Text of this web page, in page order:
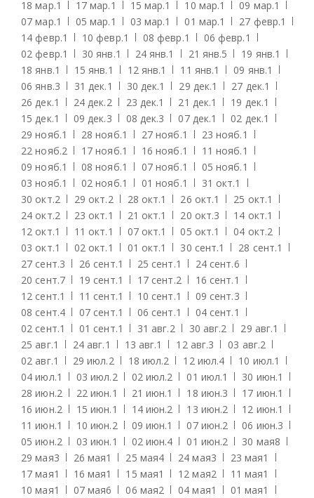
18 мар.1 17 мар.1 15 мар.1 10 мар.1 09 мар.1
07 мар.1 05 мар.1 03 мар.1 01 мар.1 27 февр.1
14 февр.1 10 февр.1 08 февр.1 06 февр.1
02 февр.1 30 янв.1 24 янв.1 21 янв.5 19 янв.1
18 янв.1 15 янв.1 12 янв.1 11 янв.1 09 янв.1
06 янв.3 31 дек.1 30 дек.1 29 дек.1 27 дек.1
26 дек.1 24 дек.2 23 дек.1 21 дек.1 19 дек.1
15 дек.1 09 дек.3 08 дек.3 07 дек.1 02 дек.1
29 нояб.1 28 нояб.1 27 нояб.1 23 нояб.1
22 нояб.2 17 нояб.1 16 нояб.1 11 нояб.1
09 нояб.1 08 нояб.1 07 нояб.1 05 нояб.1
03 нояб.1 02 нояб.1 01 нояб.1 31 окт.1
30 окт.2 29 окт.2 28 окт.1 26 окт.1 25 окт.1
24 окт.2 23 окт.1 21 окт.1 20 окт.3 14 окт.1
12 окт.1 11 окт.1 07 окт.1 05 окт.1 04 окт.2
03 окт.1 02 окт.1 01 окт.1 30 сент.1 28 сент.1
27 сент.3 26 сент.1 25 сент.1 24 сент.6
20 сент.7 19 сент.1 17 сент.2 16 сент.1
12 сент.1 11 сент.1 10 сент.1 09 сент.3
08 сент.4 07 сент.1 06 сент.1 04 сент.1
02 сент.1 01 сент.1 31 авг.2 30 авг.2 29 авг.1
25 авг.1 24 авг.1 13 авг.1 12 авг.3 03 авг.2
02 авг.1 29 июл.2 18 июл.2 12 июл.4 10 июл.1
04 июл.1 03 июл.2 02 июл.2 01 июл.1 30 июн.1
28 июн.2 22 июн.1 21 июн.1 18 июн.3 17 июн.1
16 июн.2 15 июн.1 14 июн.2 13 июн.2 12 июн.1
11 июн.1 10 июн.2 09 июн.1 07 июн.2 06 июн.3
05 июн.2 03 июн.1 02 июн.4 01 июн.2 30 мая8
29 мая3 26 мая1 25 мая4 24 мая3 23 мая1
17 мая1 16 мая1 15 мая1 12 мая2 11 мая1
10 мая1 07 мая6 06 мая2 04 мая1 01 мая1